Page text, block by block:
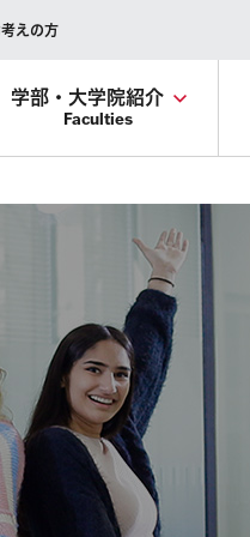
えの方
学部・大学院紹介
Faculties